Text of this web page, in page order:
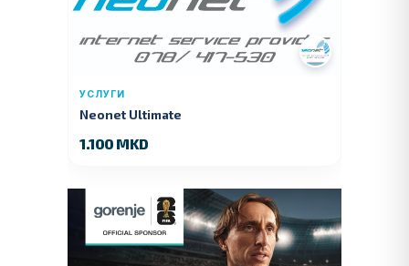
УСЛУГИ
Neonet Ultimate
1.100 MKD